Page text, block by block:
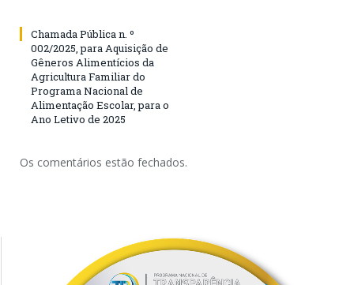
Chamada Pública n. º
002/2025, para Aquisição de
Gêneros Alimentícios da
Agricultura Familiar do
Programa Nacional de
Alimentação Escolar, para o
Ano Letivo de 2025
Os comentários estão fechados.